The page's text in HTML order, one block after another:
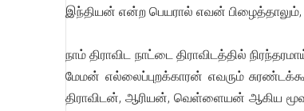
இந்தியன் என்ற பெயரால் எவன்
நாம் திராவிட நாட்டை திராவிடத்தில்
மேமன் எல்லைப்புறக்காரன் எவரும்
திராவிடன், ஆரியன், வெள்ளையன் ஆகிய